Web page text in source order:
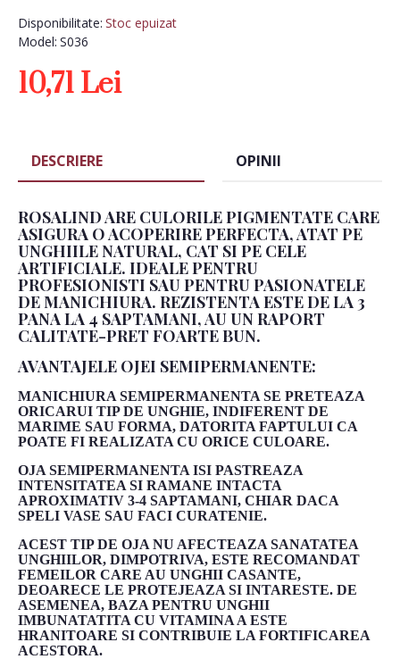
Disponibilitate: Stoc epuizat
Model: S036
10,71 Lei
DESCRIERE OPINII
ROSALIND ARE CULORILE PIGMENTATE CARE
ASIGURA O ACOPERIRE PERFECTA, ATAT PE
UNGHIILE NATURAL, CAT SI PE CELE
ARTIFICIALE. IDEALE PENTRU
PROFESIONISTI SAU PENTRU PASIONATELE
DE MANICHIURA. REZISTENTA ESTE DE LA 3
PANA LA 4 SAPTAMANI, AU UN RAPORT
CALITATE-PRET FOARTE BUN.
AVANTAJELE OJEI SEMIPERMANENTE:
MANICHIURA SEMIPERMANENTA SE PRETEAZA
ORICARUI TIP DE UNGHIE, INDIFERENT DE
MARIME SAU FORMA, DATORITA FAPTULUI CA
POATE FI REALIZATA CU ORICE CULOARE.
OJA SEMIPERMANENTA ISI PASTREAZA
INTENSITATEA SI RAMANE INTACTA
APROXIMATIV 3-4 SAPTAMANI, CHIAR DACA
SPELI VASE SAU FACI CURATENIE.
ACEST TIP DE OJA NU AFECTEAZA SANATATEA
UNGHIILOR, DIMPOTRIVA, ESTE RECOMANDAT
FEMEILOR CARE AU UNGHII CASANTE,
DEOARECE LE PROTEJEAZA SI INTARESTE. DE
ASEMENEA, BAZA PENTRU UNGHII
IMBUNATATITA CU VITAMINA A ESTE
HRANITOARE SI CONTRIBUIE LA FORTIFICAREA
ACESTORA.